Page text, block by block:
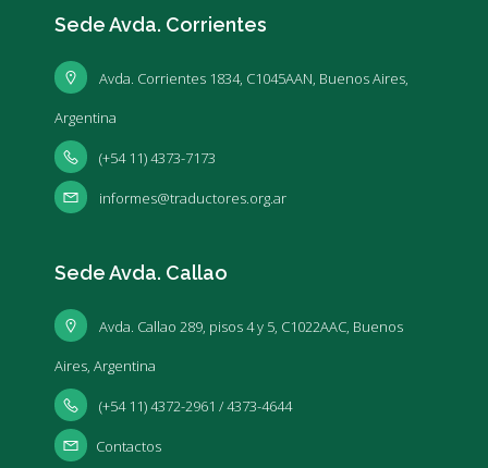
Sede Avda. Corrientes
Avda. Corrientes 1834, C1045AAN, Buenos Aires,
Argentina
(+54 11) 4373-7173
informes@traductores.org.ar
Sede Avda. Callao
Avda. Callao 289, pisos 4 y 5, C1022AAC, Buenos
Aires, Argentina
(+54 11) 4372-2961 / 4373-4644
Contactos